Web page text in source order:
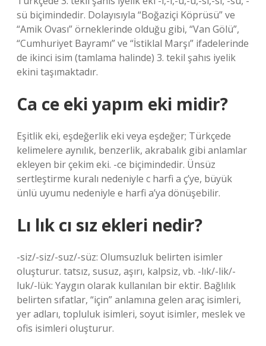
sü biçimindedir. Dolayısıyla “Boğaziçi Köprüsü” ve
“Amik Ovası” örneklerinde olduğu gibi, “Van Gölü”,
“Cumhuriyet Bayramı” ve “İstiklal Marşı” ifadelerinde
de ikinci isim (tamlama halinde) 3. tekil şahıs iyelik
ekini taşımaktadır.
Ca ce eki yapım eki midir?
Eşitlik eki, eşdeğerlik eki veya eşdeğer; Türkçede
kelimelere aynılık, benzerlik, akrabalık gibi anlamlar
ekleyen bir çekim eki. -ce biçimindedir. Ünsüz
sertleştirme kuralı nedeniyle c harfi a ç’ye, büyük
ünlü uyumu nedeniyle e harfi a’ya dönüşebilir.
Lı lık cı sız ekleri nedir?
-siz/-siz/-suz/-süz: Olumsuzluk belirten isimler
oluşturur. tatsız, susuz, aşırı, kalpsiz, vb. -lık/-lik/-
luk/-lük: Yaygın olarak kullanılan bir ektir. Bağlılık
belirten sıfatlar, “için” anlamına gelen araç isimleri,
yer adları, topluluk isimleri, soyut isimler, meslek ve
ofis isimleri oluşturur.